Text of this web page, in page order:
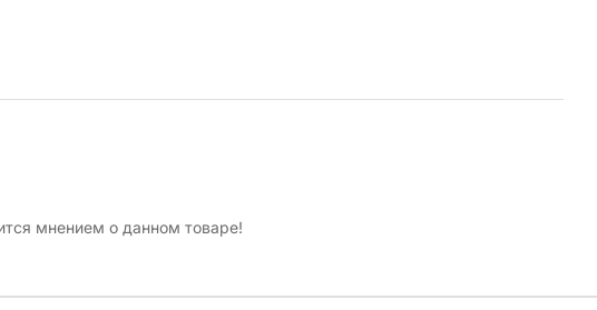
мнением о данном товаре!